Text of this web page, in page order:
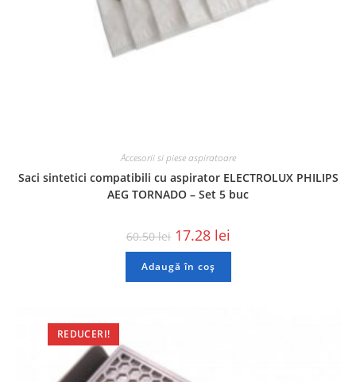
Accesorii si piese aspiratoare
Saci sintetici compatibili cu aspirator ELECTROLUX PHILIPS
AEG TORNADO – Set 5 buc
60.50lei 17.28 lei
Adaugă în coș
REDUCERI!